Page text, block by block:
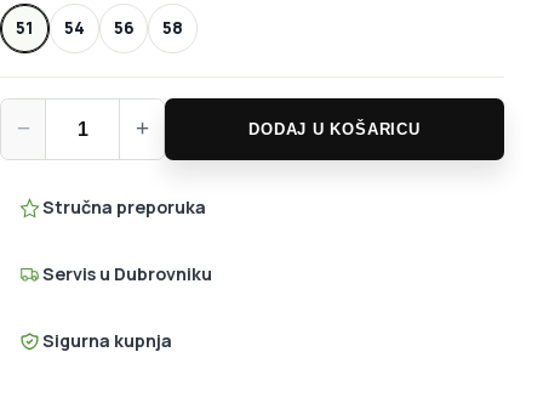
51 54 56 58
−
Cannondale Synapse LAB71 SmartSense količina
+ DODAJ U KOŠARICU
Stručna preporuka
Servis u Dubrovniku
Sigurna kupnja